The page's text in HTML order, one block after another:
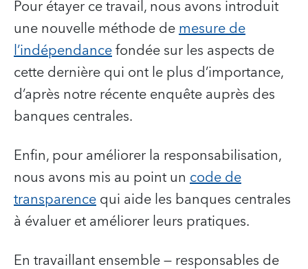
Pour étayer ce travail, nous avons introduit
une nouvelle méthode demesure de
l’indépendancefondée sur les aspects de
cette dernière qui ont le plus d’importance,
d’après notre récente enquête auprès des
banques centrales.
Enfin, pour améliorer la responsabilisation,
nous avons mis au point un code de
transparencequi aide les banques centrales
à évaluer et améliorer leurs pratiques.
En travaillant ensemble — responsables de